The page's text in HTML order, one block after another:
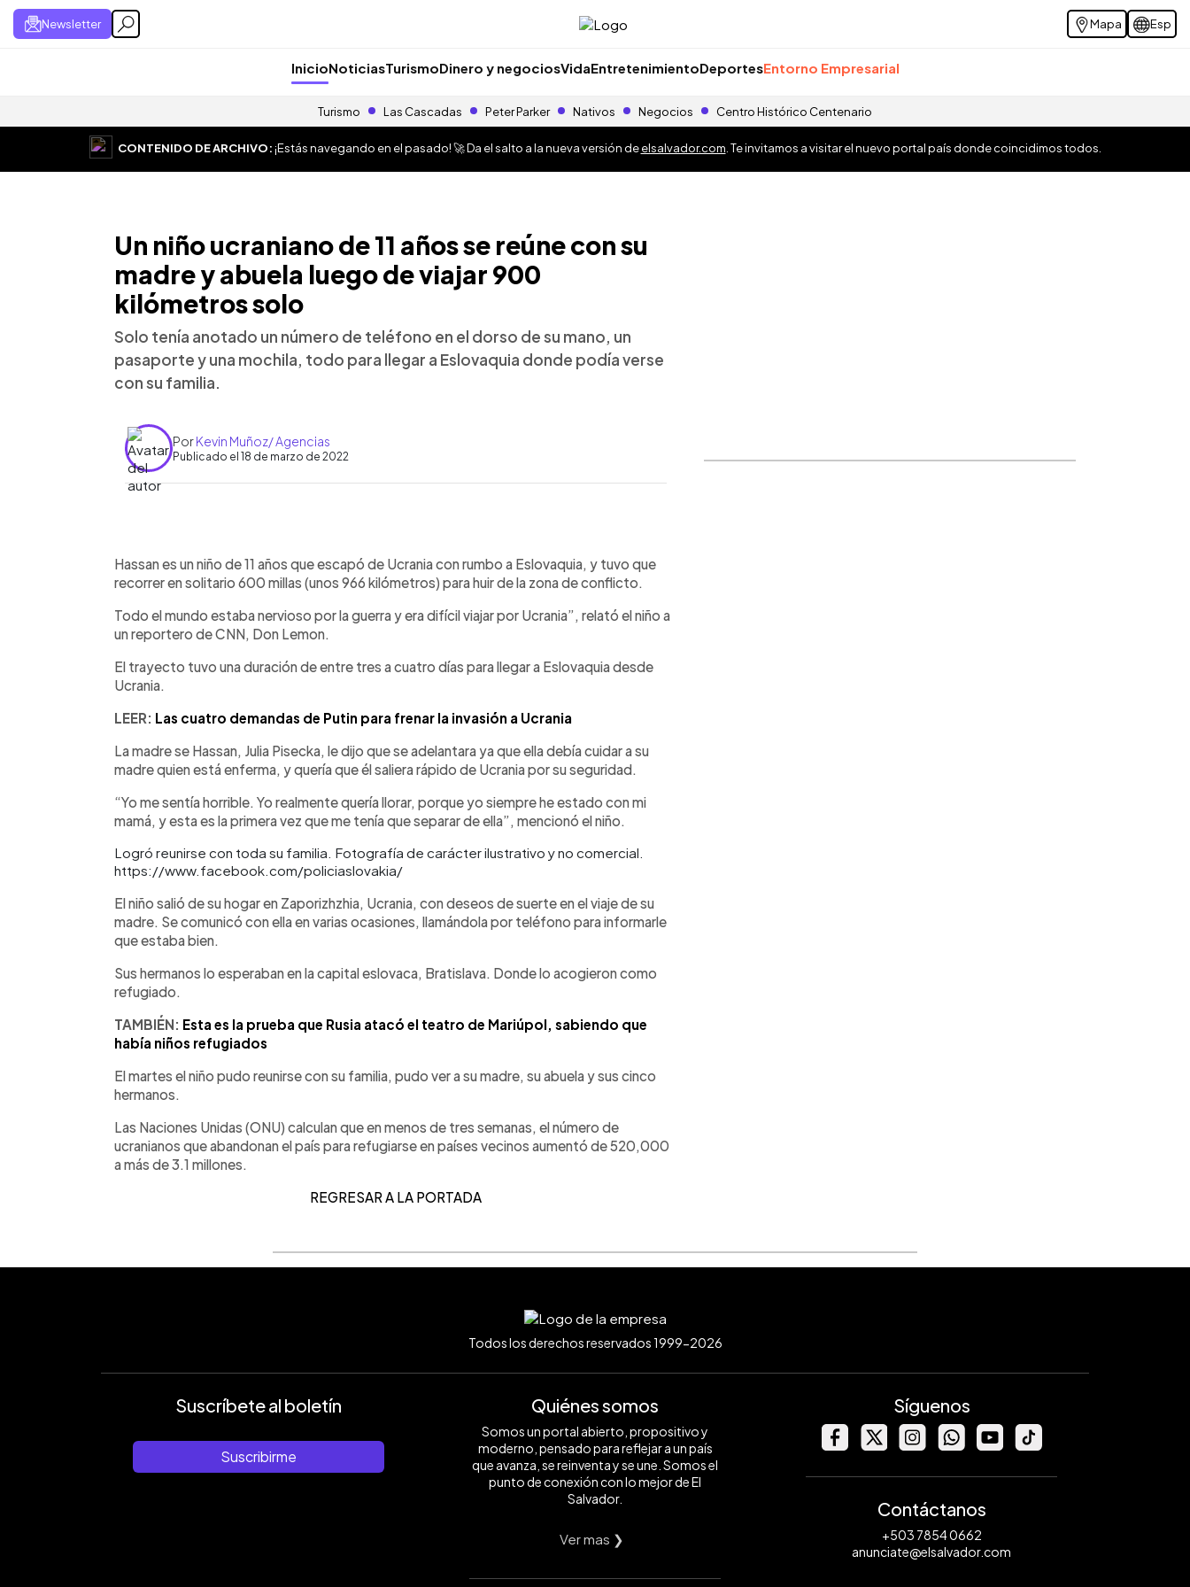
Newsletter Mapa Esp
InicioNoticiasTurismoDinero y negociosVidaEntretenimientoDeportesEntorno Empresarial
Turismo Las Cascadas Peter Parker Nativos Negocios Centro Histórico Centenario
CONTENIDO DE ARCHIVO:¡Estás navegando en el pasado! 🚀 Da el salto a la nueva versión deelsalvador.com . Te invitamos a visitar el nuevo portal país donde coincidimos todos.
Un niño ucraniano de 11 años se reúne con su
madre y abuela luego de viajar 900
kilómetros solo
Solo tenía anotado un número de teléfono en el dorso de su mano, un
pasaporte y una mochila, todo para llegar a Eslovaquia donde podía verse
con su familia.
PorKevin Muñoz/ Agencias
Publicado el 18 de marzo de 2022
Escuchar artículo
Hassan es un niño de 11 años que escapó de Ucrania con rumbo a Eslovaquia, y tuvo que
recorrer en solitario 600 millas (unos 966 kilómetros) para huir de la zona de conflicto.
Todo el mundo estaba nervioso por la guerra y era difícil viajar por Ucrania”, relató el niño a
un reportero de CNN, Don Lemon.
El trayecto tuvo una duración de entre tres a cuatro días para llegar a Eslovaquia desde
Ucrania.
LEER: Las cuatro demandas de Putin para frenar la invasión a Ucrania
La madre se Hassan, Julia Pisecka, le dijo que se adelantara ya que ella debía cuidar a su
madre quien está enferma, y quería que él saliera rápido de Ucrania por su seguridad.
“Yo me sentía horrible. Yo realmente quería llorar, porque yo siempre he estado con mi
mamá, y esta es la primera vez que me tenía que separar de ella”, mencionó el niño.
Logró reunirse con toda su familia. Fotografía de carácter ilustrativo y no comercial.
https://www.facebook.com/policiaslovakia/
El niño salió de su hogar en Zaporizhzhia, Ucrania, con deseos de suerte en el viaje de su
madre. Se comunicó con ella en varias ocasiones, llamándola por teléfono para informarle
que estaba bien.
Sus hermanos lo esperaban en la capital eslovaca, Bratislava. Donde lo acogieron como
refugiado.
TAMBIÉN: Esta es la prueba que Rusia atacó el teatro de Mariúpol, sabiendo que
había niños refugiados
El martes el niño pudo reunirse con su familia, pudo ver a su madre, su abuela y sus cinco
hermanos.
Las Naciones Unidas (ONU) calculan que en menos de tres semanas, el número de
ucranianos que abandonan el país para refugiarse en países vecinos aumentó de 520,000
a más de 3.1 millones.
REGRESAR A LA PORTADA
Todos los derechos reservados 1999-2026
Suscríbete al boletín
Suscribirme
Quiénes somos
Somos un portal abierto, propositivo y
moderno, pensado para reflejar a un país
que avanza, se reinventa y se une. Somos el
punto de conexión con lo mejor de El
Salvador.
Ver mas ❯
Síguenos
Contáctanos
+503 7854 0662
anunciate@elsalvador.com